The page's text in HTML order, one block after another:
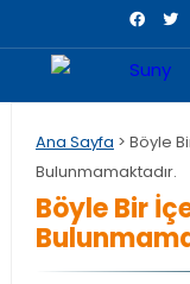
Ana Sayfa > Böyle
Bulunmamaktadır.
Böyle Bir